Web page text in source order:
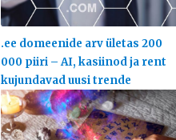
.ee domeenide arv ületas 200
000 piiri – AI, kasiinod ja rent
kujundavad uusi trende